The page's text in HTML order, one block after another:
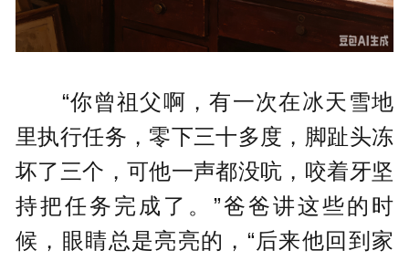
“你曾祖父啊，有一次在冰天雪地
里执行任务，零下三十多度，脚趾头冻
坏了三个，可他一声都没吭，咬着牙坚
持把任务完成了。”爸爸讲这些的时
候，眼睛总是亮亮的，“后来他回到家